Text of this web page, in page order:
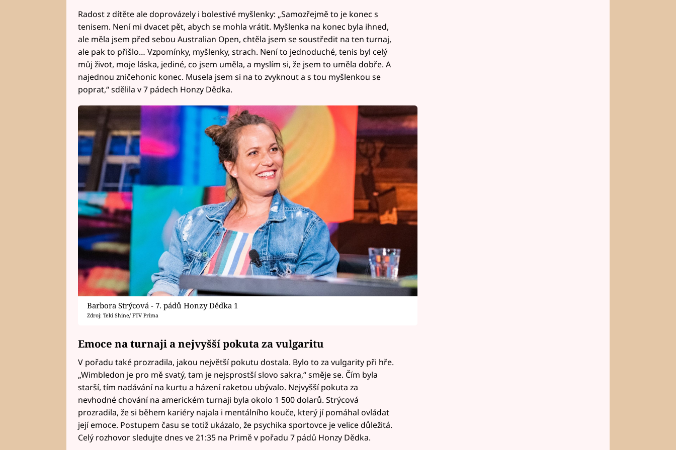
Radost z dítěte ale doprovázely i bolestivé myšlenky: „Samozřejmě to je konec s
tenisem. Není mi dvacet pět, abych se mohla vrátit. Myšlenka na konec byla ihned,
ale měla jsem před sebou Australian Open, chtěla jsem se soustředit na ten turnaj,
ale pak to přišlo… Vzpomínky, myšlenky, strach. Není to jednoduché, tenis byl celý
můj život, moje láska, jediné, co jsem uměla, a myslím si, že jsem to uměla dobře. A
najednou zničehonic konec. Musela jsem si na to zvyknout a s tou myšlenkou se
poprat,“ sdělila v 7 pádech Honzy Dědka.
Barbora Strýcová - 7. pádů Honzy Dědka 1
Zdroj: Teki Shine/ FTV Prima
Emoce na turnaji a nejvyšší pokuta za vulgaritu
V pořadu také prozradila, jakou největší pokutu dostala. Bylo to za vulgarity při hře.
„Wimbledon je pro mě svatý, tam je nejsprostší slovo sakra,“ směje se. Čím byla
starší, tím nadávání na kurtu a házení raketou ubývalo. Nejvyšší pokuta za
nevhodné chování na americkém turnaji byla okolo 1 500 dolarů. Strýcová
prozradila, že si během kariéry najala i mentálního kouče, který jí pomáhal ovládat
její emoce. Postupem času se totiž ukázalo, že psychika sportovce je velice důležitá.
Celý rozhovor sledujte dnes ve 21:35 na Primě v pořadu 7 pádů Honzy Dědka.